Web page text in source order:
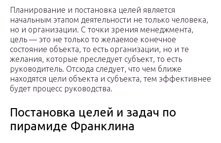
Планирование и постановка целей является
начальным этапом деятельности не только человека,
но и организации. С точки зрения менеджмента,
цель — это не только то желаемое конечное
состояние объекта, то есть организации, но и те
желания, которые преследует субъект, то есть
руководитель. Отсюда следует, что чем ближе
находятся цели объекта и субъекта, тем эффективнее
будет процесс руководства.
Постановка целей и задач по
пирамиде Франклина